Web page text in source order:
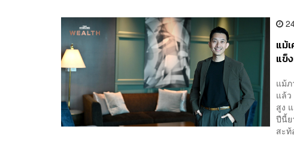
แม้
แข็
แม้ภ
แล้ว
สูง
ปีนี้ย
สะท้